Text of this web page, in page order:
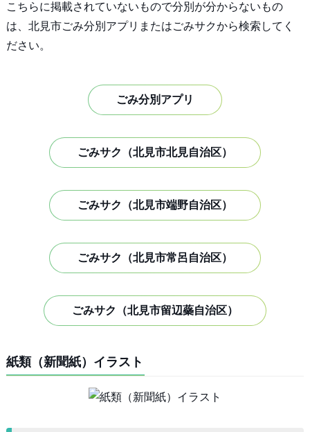
こちらに掲載されていないもので分別が分からないもの
は、北見市ごみ分別アプリまたはごみサクから検索してく
ださい。
ごみ分別アプリ
ごみサク（北見市北見自治区）
ごみサク（北見市端野自治区）
ごみサク（北見市常呂自治区）
ごみサク（北見市留辺蘂自治区）
紙類（新聞紙）イラスト